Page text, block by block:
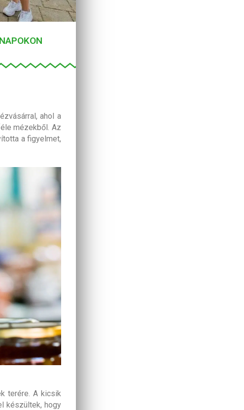
ahol a
mézekből. Az
a figyelmet,
terére. A kicsik
készültek, hogy